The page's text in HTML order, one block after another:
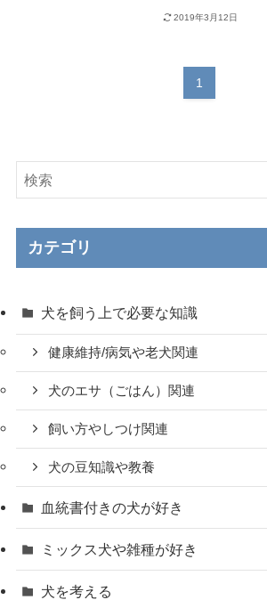
2019年3月12日
1
カテゴリ
犬を飼う上で必要な知識
健康維持/病気や老犬関連
犬のエサ（ごはん）関連
飼い方やしつけ関連
犬の豆知識や教養
血統書付きの犬が好き
ミックス犬や雑種が好き
犬を考える